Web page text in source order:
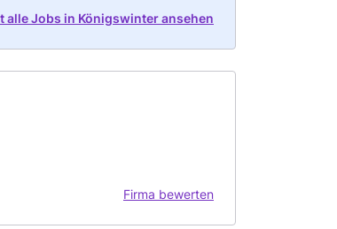
alle Jobs in Königswinter ansehen
Firma bewerten